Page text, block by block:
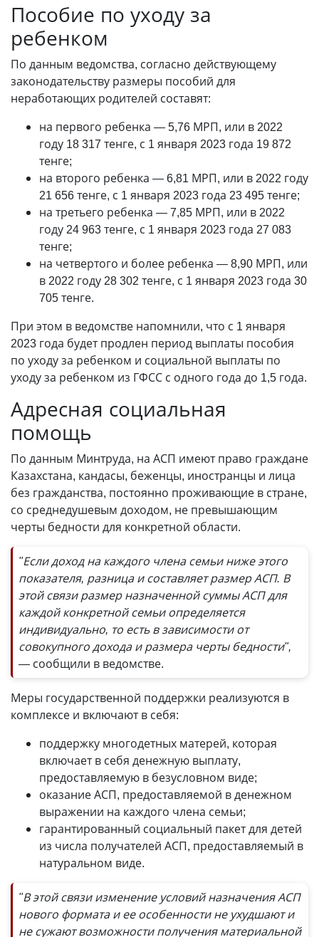
Пособие по уходу за
ребенком
По данным ведомства, согласно действующему
законодательству размеры пособий для
неработающих родителей составят:
на первого ребенка —5,76 МРП, или в 2022
году 18 317 тенге, с 1 января 2023 года 19 872
тенге;
на второго ребенка —6,81 МРП, или в 2022 году
21 656 тенге, с 1 января 2023 года 23 495 тенге;
на третьего ребенка —7,85 МРП, или в 2022
году 24 963 тенге, с 1 января 2023 года 27 083
тенге;
на четвертого и более ребенка —8,90 МРП, или
в 2022 году 28 302 тенге, с 1 января 2023 года 30
705 тенге.
При этом в ведомстве напомнили, что с 1 января
2023 года будет продлен период выплаты пособия
по уходу за ребенком и социальной выплаты по
уходу за ребенком из ГФСС с одного года до 1,5 года.
Адресная социальная
помощь
По данным Минтруда, на АСП имеют право граждане
Казахстана, кандасы, беженцы, иностранцы и лица
без гражданства, постоянно проживающие в стране,
со среднедушевым доходом, не превышающим
черты бедности для конкретной области.
"Если доход на каждого члена семьи ниже этого
показателя, разница и составляет размер АСП. В
этой связи размер назначенной суммы АСП для
каждой конкретной семьи определяется
индивидуально, то есть в зависимости от
совокупного дохода и размера черты бедности",
— сообщили в ведомстве.
Меры государственной поддержки реализуются в
комплексе и включают в себя:
поддержку многодетных матерей, которая
включает в себя денежную выплату,
предоставляемую в безусловном виде;
оказание АСП, предоставляемой в денежном
выражении на каждого члена семьи;
гарантированный социальный пакет для детей
из числа получателей АСП, предоставляемый в
натуральном виде.
"В этой связи изменение условий назначения АСП
нового формата и ее особенности не ухудшают и
не сужают возможности получения материальной